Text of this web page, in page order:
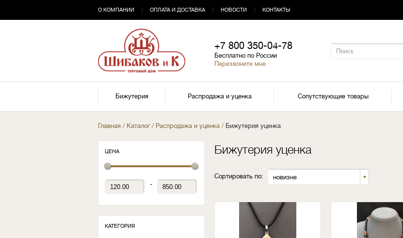
О КОМПАНИИ ОПЛАТА И ДОСТАВКА НОВОСТИ КОНТАКТЫ
+7 800 350-04-78
Бесплатно по России
Перезвоните мне
Бижутерия Распродажа и уценка Сопутствующие товары
Главная / Каталог/ Распродажа и уценка / Бижутерия уценка
ЦЕНА
-
КАТЕГОРИЯ
Бижутерия уценка
Сортировать по: новизне